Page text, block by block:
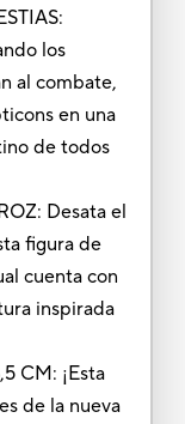
los
al combate,
en una
de todos
Desata el
figura de
cuenta con
inspirada
CM: ¡Esta
de la nueva